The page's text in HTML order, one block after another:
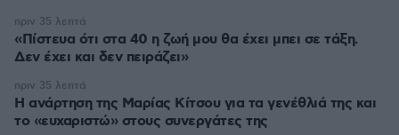
«Πίστευα ότι στα 40 η ζωή μου θα έχει μπει σε τάξη.
Δεν έχει και δεν πειράζει»
πριν 35 λεπτά
Η ανάρτηση της Μαρίας Κίτσου για τα γενέθλιά της και
το «ευχαριστώ» στους συνεργάτες της
πριν 35 λεπτά